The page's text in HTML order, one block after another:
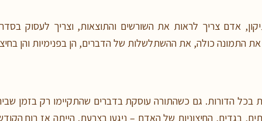
אדם צריך לראות את השורשים והתוצאות, וצריך לעסוק
התמונה כולה, את ההשתלשלות של הדברים, הן בפנימיות והן
בכל הדורות. גם כשהתורה עוסקת בדברים שהתקיימו רק בזמן
בגדים, החיצוניות של האדם – ניגעו בצרעת. הייתה אז רוח